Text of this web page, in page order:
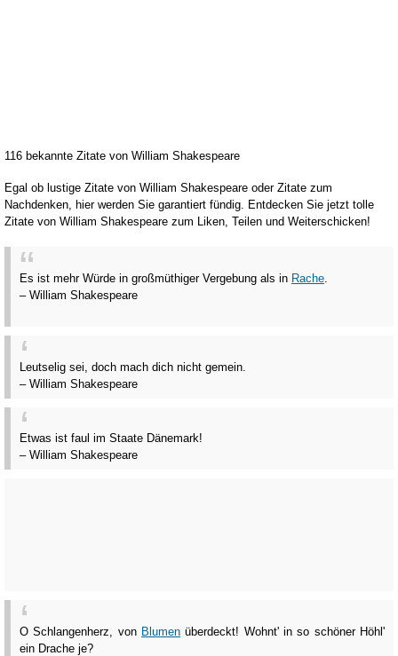
116 bekannte Zitate von William Shakespeare
Egal ob lustige Zitate von William Shakespeare oder Zitate zum
Nachdenken, hier werden Sie garantiert fündig. Entdecken Sie jetzt tolle
Zitate von William Shakespeare zum Liken, Teilen und Weiterschicken!
Es ist mehr Würde in großmüthiger Vergebung als in Rache
– William Shakespeare
Leutselig sei, doch mach dich nicht gemein.
– William Shakespeare
Etwas ist faul im Staate Dänemark!
– William Shakespeare
O Schlangenherz, von Blumen überdeckt! Wohnt' in so schöner Höhl'
ein Drache je?